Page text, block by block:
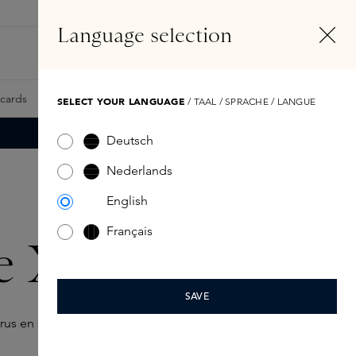
Samples Skins Exclusives Skins Boxen
X Santal
en sandelhout.
Language selection
SELECT YOUR LANGUAGE / TAAL / SPRACHE / LANGUE
Deutsch
Nederlands
English
Français
SAVE